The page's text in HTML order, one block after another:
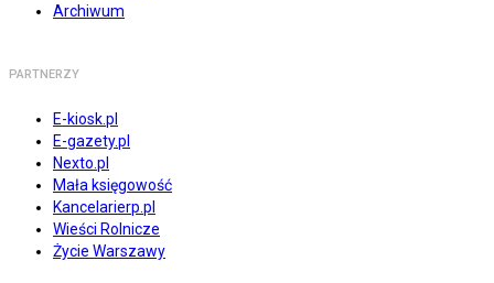
Archiwum
PARTNERZY
E-kiosk.pl
E-gazety.pl
Nexto.pl
Mała księgowość
Kancelarierp.pl
Wieści Rolnicze
Życie Warszawy